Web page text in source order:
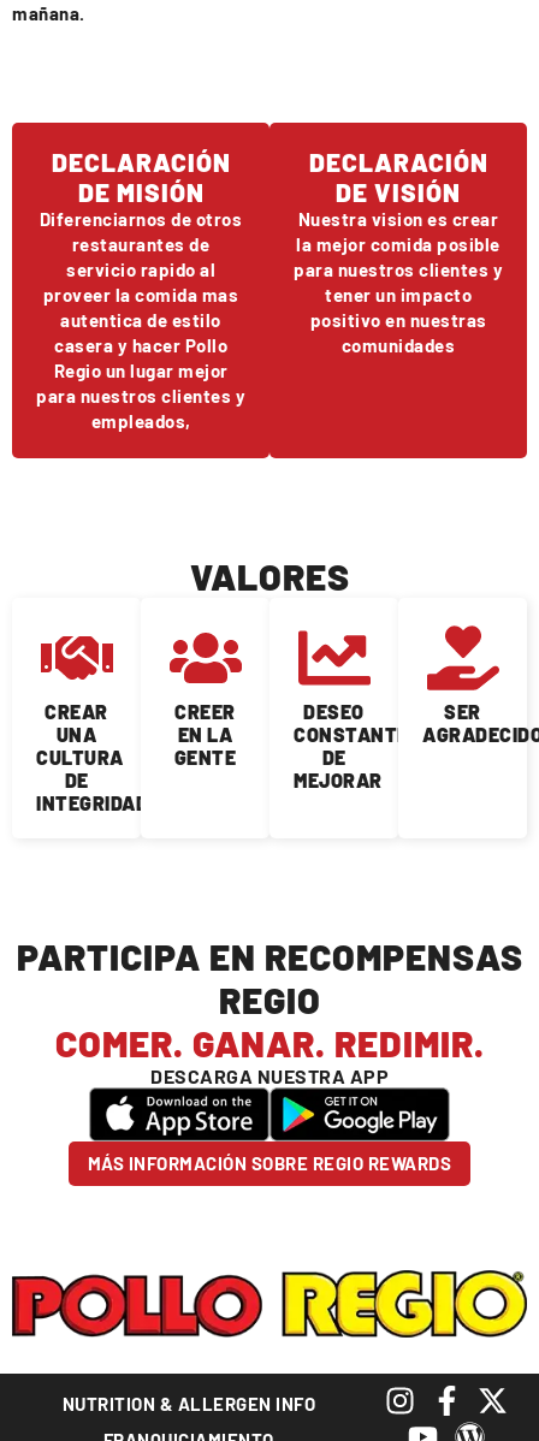
mañana.
DECLARACIÓN
DE MISIÓN
Diferenciarnos de otros
restaurantes de
servicio rapido al
proveer la comida mas
autentica de estilo
casera y hacer Pollo
Regio un lugar mejor
para nuestros clientes y
empleados,
DECLARACIÓN
DE VISIÓN
Nuestra vision es crear
la mejor comida posible
para nuestros clientes y
tener un impacto
positivo en nuestras
comunidades
VALORES
CREAR
UNA
CULTURA
DE
INTEGRIDAD
CREER
EN LA
GENTE
DESEO
CONSTANTE
DE
MEJORAR
SER
PARTICIPA EN RECOMPENSAS
REGIO
COMER. GANAR. REDIMIR.
DESCARGA NUESTRA APP
MÁS INFORMACIÓN SOBRE REGIO REWARDS
NUTRITION & ALLERGEN INFO